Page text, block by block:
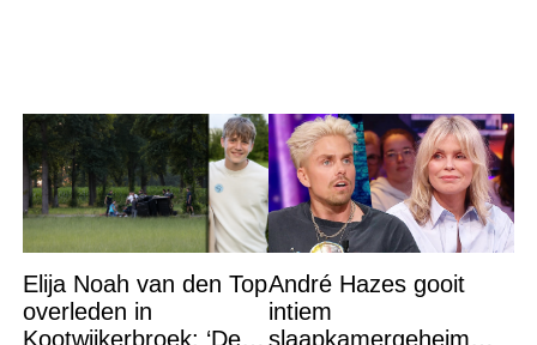
Elija Noah van den Top
overleden in
Kootwijkerbroek: ‘De
André Hazes gooit
intiem
slaapkamergeheim